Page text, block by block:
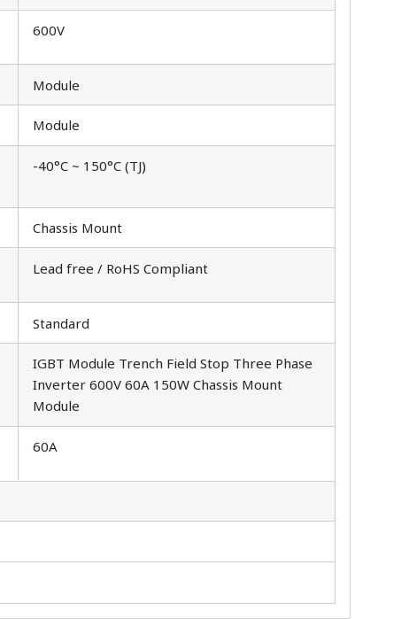
600V
Module
Module
-40°C ~ 150°C (TJ)
Chassis Mount
Lead free / RoHS Compliant
Standard
IGBT Module Trench Field Stop Three Phase
Inverter 600V 60A 150W Chassis Mount
Module
60A